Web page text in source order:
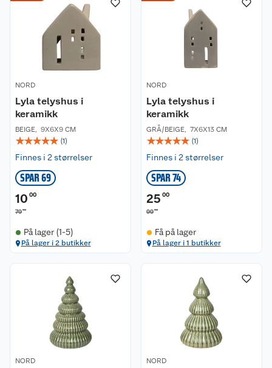
NORD
Lyla telyshus i
keramikk
BEIGE, 9X6X9 CM
☆☆☆☆☆ (1)
Finnes i 2 størrelser
SPAR 69
10 00
7990
På lager (1-5)
På lager i 2 butikker
NORD
Lyla telyshus i
keramikk
GRÅ/BEIGE, 7X6X13 CM
☆☆☆☆☆ (1)
Finnes i 2 størrelser
SPAR 74
25 00
9990
Få på lager
På lager i 1 butikker
NORD NORD